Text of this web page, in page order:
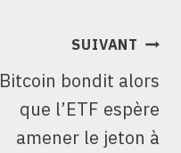
SUIVANT
Bitcoin bondit alors
que l’ETF espère
amener le jeton à